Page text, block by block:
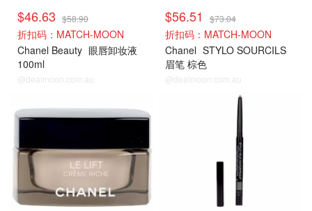
$46.63 $58.90
折扣码：MATCH-MOON
Chanel Beauty 眼唇卸妆液
100ml
@dealmoon.com.au
$56.51 $73.04
折扣码：MATCH-MOON
Chanel STYLO SOURCILS
眉笔 棕色
@dealmoon.com.au